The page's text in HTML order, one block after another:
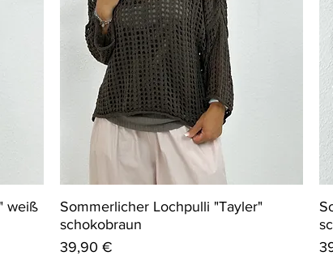
weiß
Sommerlicher Lochpulli "Tayler"
schokobraun
Preis
39,90 €